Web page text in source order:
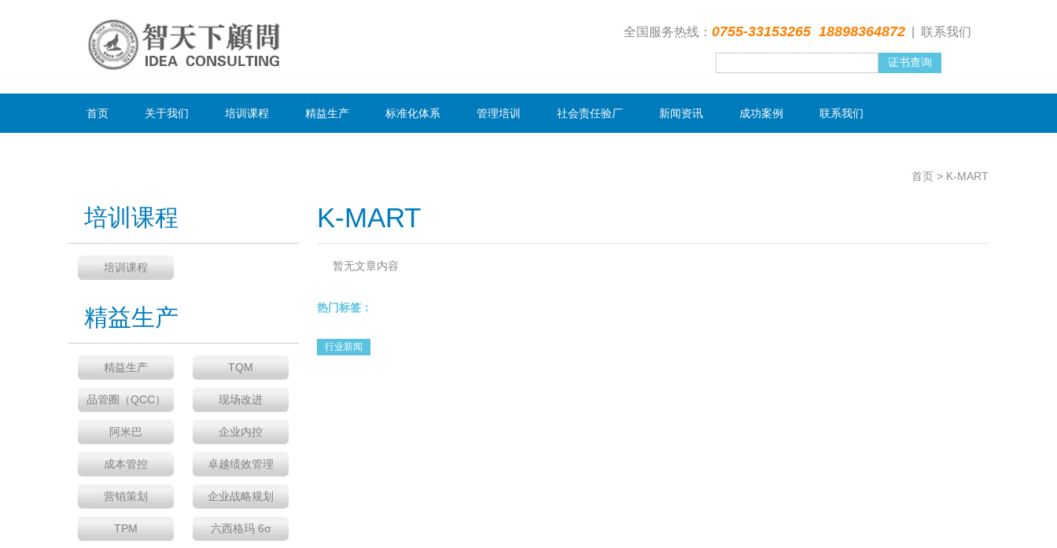
全国服务热线： 0755-33153265 18898364872 联系我们
首页 关于我们 培训课程 精益生产 标准化体系 管理培训 社会责任验厂 新闻资讯 成功案例 联系我们
首页 > K-MART
K-MART
暂无文章内容
热门标签：
行业新闻
培训课程
培训课程
精益生产
精益生产 TQM
品管圈（QCC） 现场改进
阿米巴 企业内控
成本管控 卓越绩效管理
营销策划 企业战略规划
TPM 六西格玛 6σ